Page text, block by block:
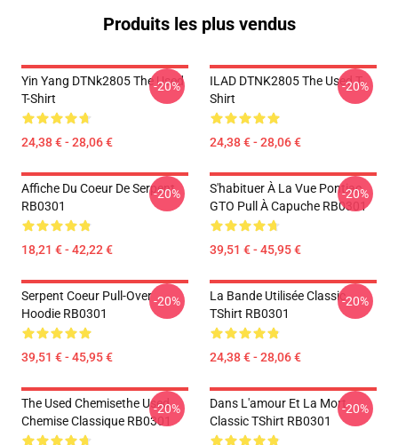
Produits les plus vendus
Yin Yang DTNk2805 The Used
T-Shirt
24,38 € - 28,06 €
-20%
ILAD DTNK2805 The Used T-
Shirt
24,38 € - 28,06 €
-20%
Affiche Du Coeur De Serpent
RB0301
18,21 € - 42,22 €
-20%
S'habituer À La Vue Pontiac
GTO Pull À Capuche RB0301
39,51 € - 45,95 €
-20%
Serpent Coeur Pull-Over
Hoodie RB0301
39,51 € - 45,95 €
-20%
La Bande Utilisée Classic
TShirt RB0301
24,38 € - 28,06 €
-20%
The Used Chemisethe Used
Chemise Classique RB0301
-20%
Dans L'amour Et La Mort
Classic TShirt RB0301
-20%